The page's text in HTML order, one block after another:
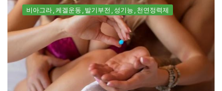
비아그라 케겔운동 발기부전 성기능 천연정력제